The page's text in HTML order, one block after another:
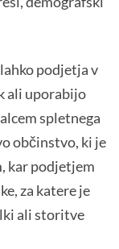
podjetja v
ali uporabijo
spletnega
občinstvo, ki je
kar podjetjem
za katere je
ali storitve